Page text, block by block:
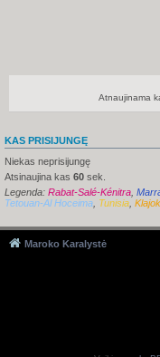
Atnaujinama
KAS PRISIJUNGĘ
Niekas neprisijungę
Atsinaujina kas 60 sek.
Legenda: Rabat-Salé-Kénitra
Tetouan-Al Hoceima Tunisia
Maroko Karalystė